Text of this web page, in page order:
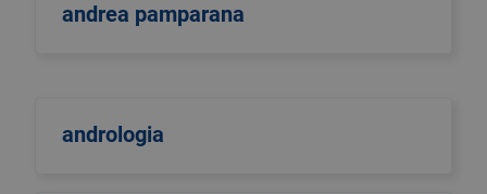
andrea pamparana
andrologia